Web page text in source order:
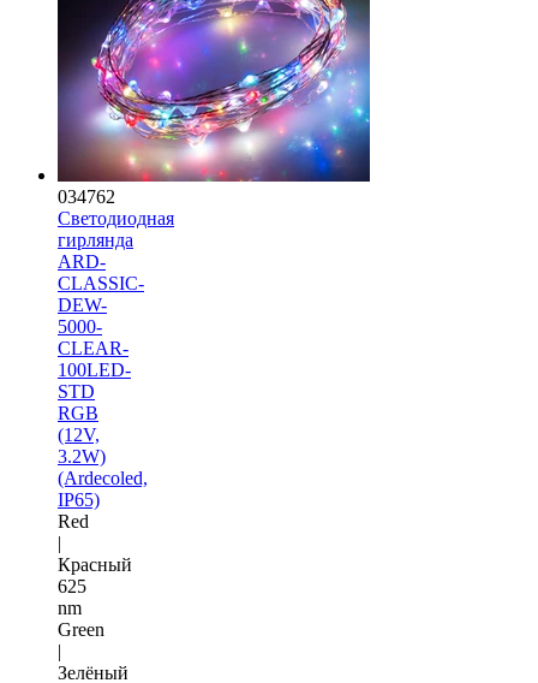
034762
Светодиодная
гирлянда
ARD-
CLASSIC-
DEW-
5000-
CLEAR-
100LED-
STD
RGB
(12V,
3.2W)
(Ardecoled,
IP65)
Red
|
Красный
625
nm
Green
|
Зелёный